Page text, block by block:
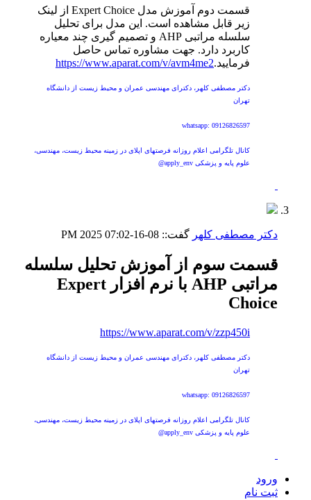
قسمت دوم آموزش مدل Expert Choice از لینک
زیر قابل مشاهده است. این مدل برای تحلیل
سلسله مراتبی AHP و تصمیم گیری چند معیاره
کاربرد دارد. جهت مشاوره تماس حاصل
فرمایید.https://www.aparat.com/v/avm4me2
دکتر مصطفی کلهر، دکترای مهندسی عمران و محیط زیست از دانشگاه
تهران
whatsapp: 09126826597
کانال تلگرامی اعلام روزانه فرصتهای اپلای در زمینه محیط زیست، مهندسی،
علوم پایه و پزشکی apply_env@
دکتر مصطفی کلهر گفت:: 08-16-2025
07:02 PM
قسمت سوم از آموزش تحلیل سلسله
مراتبی AHP با نرم افزار Expert
Choice
https://www.aparat.com/v/zzp450i
دکتر مصطفی کلهر، دکترای مهندسی عمران و محیط زیست از دانشگاه
تهران
whatsapp: 09126826597
کانال تلگرامی اعلام روزانه فرصتهای اپلای در زمینه محیط زیست، مهندسی،
علوم پایه و پزشکی apply_env@
ورود
ثبت نام